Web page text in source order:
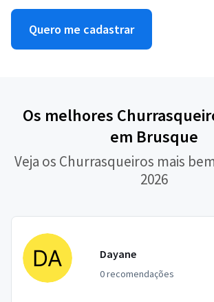
Quero me cadastrar
Os melhores
em Brusque
Veja os Churrasqueiros mais
2026
Dayane
0 recomendações